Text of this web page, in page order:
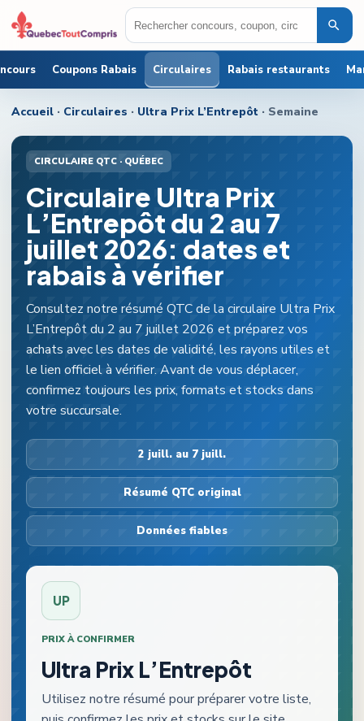
Coupons Rabais Circulaires Rabais restaurants
Accueil · Circulaires · Ultra Prix L’Entrepôt · Semaine
CIRCULAIRE QTC · QUÉBEC
Circulaire Ultra Prix
L’Entrepôt du 2 au 7
juillet 2026: dates et
rabais à vérifier
Consultez notre résumé QTC de la circulaire Ultra Prix
L’Entrepôt du 2 au 7 juillet 2026 et préparez vos
achats avec les dates de validité, les rayons utiles et
le lien officiel à vérifier. Avant de vous déplacer,
confirmez toujours les prix, formats et stocks dans
votre succursale.
2 juill. au 7 juill.
Résumé QTC original
Données fiables
UP
PRIX À CONFIRMER
Ultra Prix L’Entrepôt
Utilisez notre résumé pour préparer votre liste,